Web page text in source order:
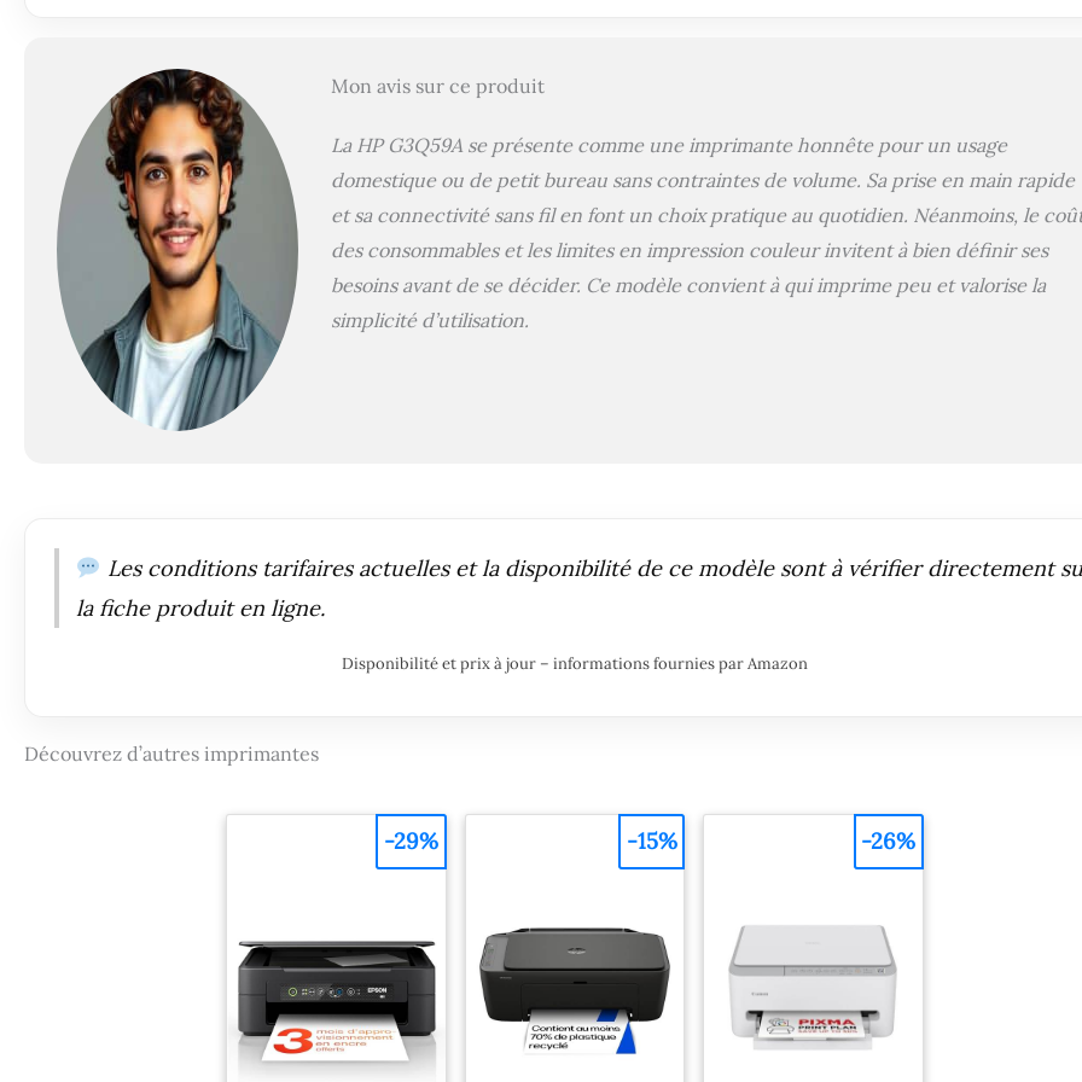
Mon avis sur ce produit
La HP G3Q59A se présente comme une imprimante honnête pour un usage
domestique ou de petit bureau sans contraintes de volume. Sa prise en main rapide
et sa connectivité sans fil en font un choix pratique au quotidien. Néanmoins, le
des consommables et les limites en impression couleur invitent à bien définir ses
besoins avant de se décider. Ce modèle convient à qui imprime peu et valorise la
simplicité d’utilisation.
Les conditions tarifaires actuelles et la disponibilité de ce modèle sont à vérifier directement
la fiche produit en ligne.
Disponibilité et prix à jour – informations fournies par Amazon
Découvrez d’autres imprimantes
-29% -15% -26%